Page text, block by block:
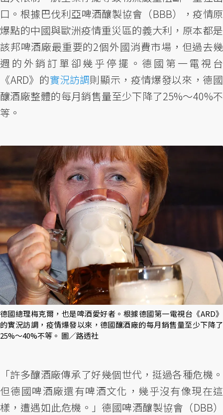
口。根據巴伐利亞啤酒釀製協會（BBB），疫情原
爆點的中國與歐洲疫情重災區的義大利，原本都是
該邦啤酒廠最重要的2個外國消費市場，但過去幾
週的外銷訂單卻幾乎停擺。德國第一電視台
《ARD》的實況訪調則顯示，疫情爆發以來，德國
釀酒廠整體的每月銷售量至少下降了25%～40%不
等。
德國總理梅克爾，也是啤酒愛好者。根據德國第一電視台《ARD》
的實況訪調，疫情爆發以來，德國釀酒廠的每月銷售量至少下降了
25%～40%不等。 圖／路透社
「許多釀酒廠傳承了好幾個世代，挺過各種危機。
但德國啤酒廠還有啤酒文化，幾乎沒有像現在這
樣，遭遇如此危機。」德國啤酒釀製協會（DBB）